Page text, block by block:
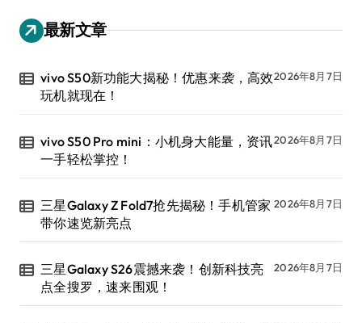
最新文章
vivo S50新功能大揭秘！优惠来袭，高效
玩机就现在！
2026年8月7日
vivo S50 Pro mini：小机身大能量，资讯
一手轻松掌控！
2026年8月7日
三星Galaxy Z Fold7抢先揭秘！手机管家
带你速览新亮点
2026年8月7日
三星Galaxy S26震撼来袭！创新科技亮
点全搜罗，速来围观！
2026年8月7日